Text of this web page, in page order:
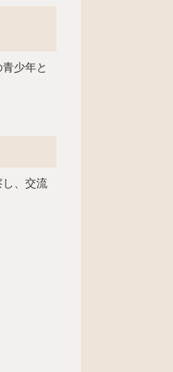
少年と
、交流